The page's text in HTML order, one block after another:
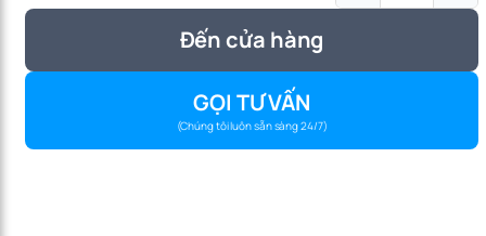
Đến cửa hàng
GỌI TƯ VẤN
(Chúng tôi luôn sẵn sàng 24/7)